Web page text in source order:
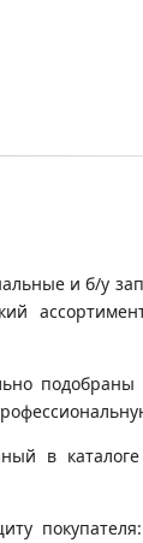
и б/у
в